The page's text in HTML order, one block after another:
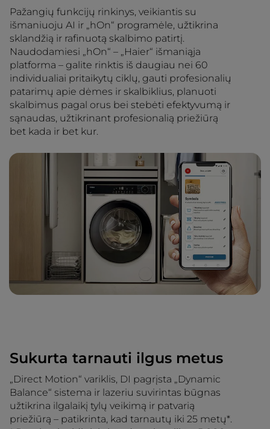
Pažangių funkcijų rinkinys, veikiantis su
išmaniuoju AI ir „hOn“ programėle, užtikrina
sklandžią ir rafinuotą skalbimo patirtį.
Naudodamiesi „hOn“ – „Haier“ išmaniąja
platforma – galite rinktis iš daugiau nei 60
individualiai pritaikytų ciklų, gauti profesionalių
patarimų apie dėmes ir skalbiklius, planuoti
skalbimus pagal orus bei stebėti efektyvumą ir
sąnaudas, užtikrinant profesionalią priežiūrą
bet kada ir bet kur.
Sukurta tarnauti ilgus metus
„Direct Motion“ variklis, DI pagrįsta „Dynamic
Balance“ sistema ir lazeriu suvirintas būgnas
užtikrina ilgalaikį tylų veikimą ir patvarią
priežiūrą – patikrinta, kad tarnautų iki 25 metų*.